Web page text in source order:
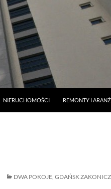
NIERUCHOMOŚCI REMONTY I
DWA POKOJE, GDAŃSK